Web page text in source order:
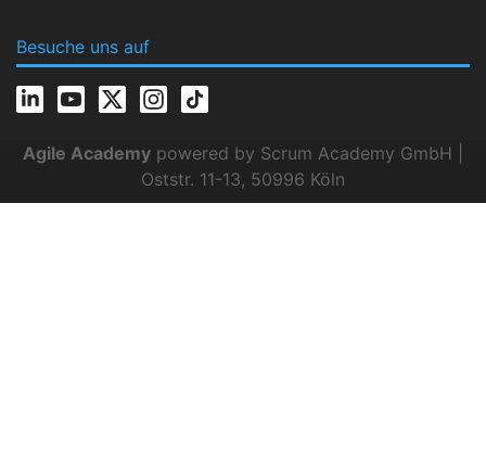
Besuche uns auf
Agile Academy powered by Scrum Academy GmbH |
Oststr. 11-13, 50996 Köln